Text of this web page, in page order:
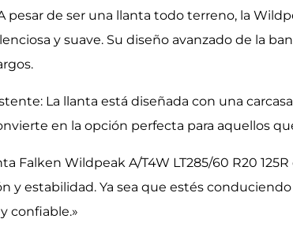
pesar de ser una llanta todo terreno, la
y suave. Su diseño avanzado de la
La llanta está diseñada con una
en la opción perfecta para aquellos
Falken Wildpeak A/T4W LT285/60 R20
y estabilidad. Ya sea que estés
confiable.»